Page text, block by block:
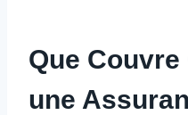
Que
une